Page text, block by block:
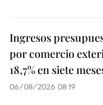
Ingresos
por comercio
18,7% en siete
06/08/2026 08:19